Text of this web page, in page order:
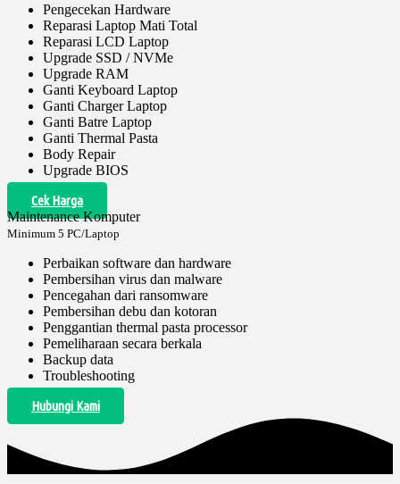
Pengecekan Hardware
Reparasi Laptop Mati Total
Reparasi LCD Laptop
Upgrade SSD / NVMe
Upgrade RAM
Ganti Keyboard Laptop
Ganti Charger Laptop
Ganti Batre Laptop
Ganti Thermal Pasta
Body Repair
Upgrade BIOS
Cek Harga
Maintenance Komputer
Minimum 5 PC/Laptop
Perbaikan software dan hardware
Pembersihan virus dan malware
Pencegahan dari ransomware
Pembersihan debu dan kotoran
Penggantian thermal pasta processor
Pemeliharaan secara berkala
Backup data
Troubleshooting
Hubungi Kami